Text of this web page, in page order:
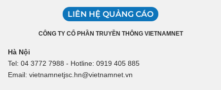
LIÊN HỆ QUẢNG CÁO
CÔNG TY CỔ PHẦN TRUYỀN THÔNG VIETNAMNET
Hà Nội
Tel: 04 3772 7988 - Hotline: 0919 405 885
Email: vietnamnetjsc.hn@vietnamnet.vn